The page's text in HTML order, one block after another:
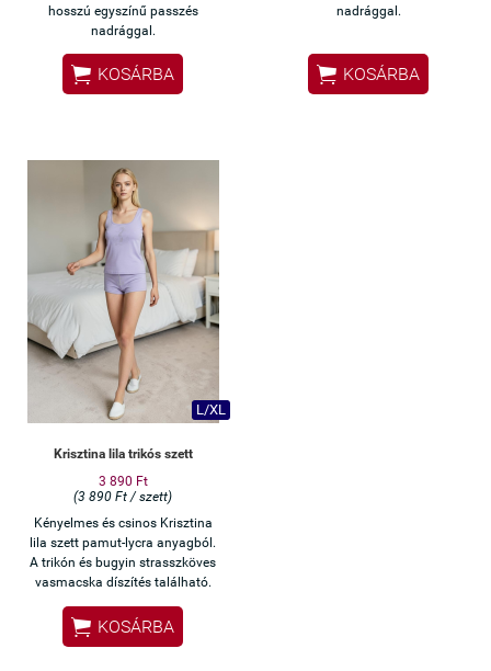
hosszú egyszínű passzés
nadrággal.
 KOSÁRBA
nadrággal.
 KOSÁRBA
L/XL
Krisztina lila trikós szett
3 890 Ft
(3 890 Ft / szett)
Kényelmes és csinos Krisztina
lila szett pamut-lycra anyagból.
A trikón és bugyin strasszköves
vasmacska díszítés található.
 KOSÁRBA